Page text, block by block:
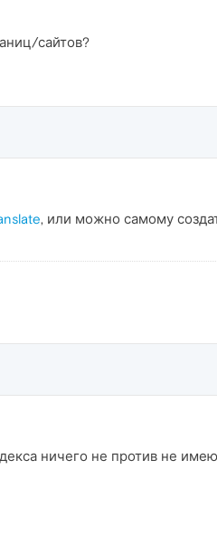
сайтов?
, или можно самому
ничего не против не